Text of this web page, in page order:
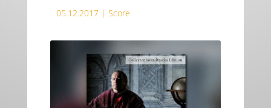
05.12.2017 | Score